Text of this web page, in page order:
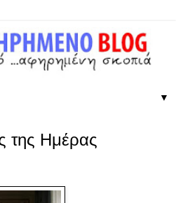
▼
της Ημέρας